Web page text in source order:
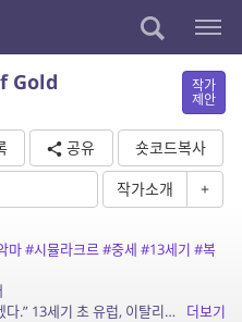
Gold 작가
제안
공유
숏코드복사
작가소개 +
마#시뮬라크르#중세 #13세기 #복
소개: “교황청에 악마의 은행을 세우겠다.” 13세기 초 유럽, 이탈리아. 종교와 권력, 자본이 삼분된 시대. 금세공사 루카는 가족을 잃은 복수심으로 가문의 원수들을 향한 전례 없는 계획...
더보기